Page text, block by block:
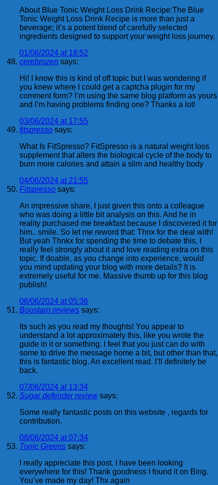
About Blue Tonic Weight Loss Drink Recipe:The Blue
Tonic Weight Loss Drink Recipe is more than just a
beverage; it’s a potent blend of carefully selected
ingredients designed to support your weight loss journey.
01/06/2024 at 18:52
cerebrozen says:
Hi! I know this is kind of off topic but I was wondering if
you knew where I could get a captcha plugin for my
comment form? I’m using the same blog platform as yours
and I’m having problems finding one? Thanks a lot!
03/06/2024 at 17:55
fitspresso says:
What Is FitSpresso? FitSpresso is a natural weight loss
supplement that alters the biological cycle of the body to
burn more calories and attain a slim and healthy body
04/06/2024 at 21:55
Fitspresso says:
An impressive share, I just given this onto a colleague
who was doing a little bit analysis on this. And he in
reality purchased me breakfast because I discovered it for
him.. smile. So let me reword that: Thnx for the deal with!
But yeah Thnkx for spending the time to debate this, I
really feel strongly about it and love reading extra on this
topic. If doable, as you change into experience, would
you mind updating your blog with more details? It is
extremely useful for me. Massive thumb up for this blog
publish!
06/06/2024 at 05:36
Boostaro reviews says:
Its such as you read my thoughts! You appear to
understand a lot approximately this, like you wrote the
guide in it or something. I feel that you just can do with
some to drive the message home a bit, but other than that,
this is fantastic blog. An excellent read. I’ll definitely be
back.
07/06/2024 at 13:34
Sugar defender review says:
Some really fantastic posts on this website , regards for
contribution.
08/06/2024 at 07:34
Tonic Greens says:
I really appreciate this post. I have been looking
everywhere for this! Thank goodness I found it on Bing.
You’ve made my day! Thx again